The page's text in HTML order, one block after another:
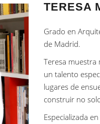
TERESA
Grado en
de Madrid.
Teresa muestra
un talento
lugares de
construir no
Especializada